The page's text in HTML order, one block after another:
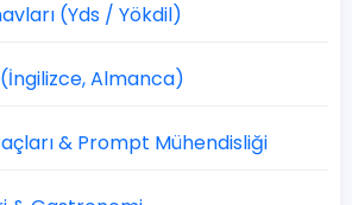
(Yds / Yökdil)
Almanca)
& Prompt Mühendisliği